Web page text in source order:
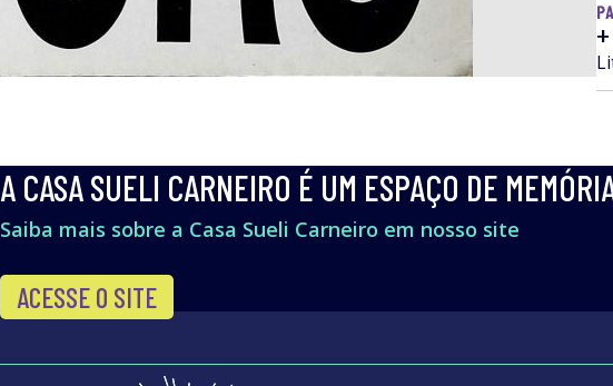
+
A CASA SUELI CARNEIRO É UM ESPAÇO DE
Saiba mais sobre a Casa Sueli Carneiro em nosso site
ACESSE O SITE